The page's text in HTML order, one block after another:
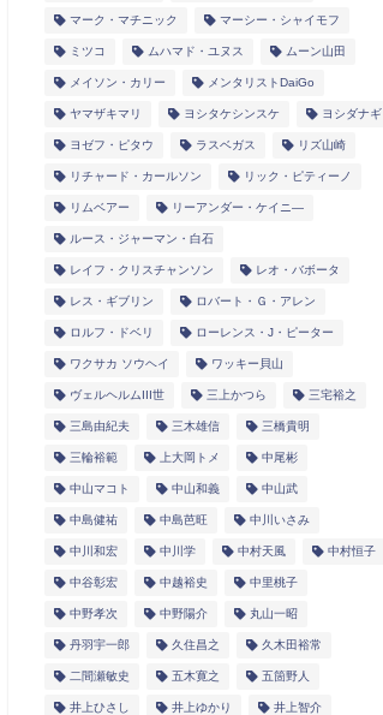
マーク・マチニック マーシー・シャイモフ
ミツコ ムハマド・ユヌス ムーン山田
メイソン・カリー メンタリストDaiGo
ヤマザキマリ ヨシタケシンスケ ヨシダナギ
ヨゼフ・ピタウ ラスベガス リズ山崎
リチャード・カールソン リック・ピティーノ
リムベアー リーアンダー・ケイニ―
ルース・ジャーマン・白石
レイフ・クリスチャンソン レオ・バボータ
レス・ギブリン ロバート・Ｇ・アレン
ロルフ・ドベリ ローレンス・J・ピーター
ワクサカ ソウヘイ ワッキー貝山
ヴェルヘルムIII世 三上かつら 三宅裕之
三島由紀夫 三木雄信 三橋貴明
三輪裕範 上大岡トメ 中尾彬
中山マコト 中山和義 中山武
中島健祐 中島芭旺 中川いさみ
中川和宏 中川学 中村天風 中村恒子
中谷彰宏 中越裕史 中里桃子
中野孝次 中野陽介 丸山一昭
丹羽宇一郎 久住昌之 久木田裕常
二間瀬敏史 五木寛之 五箇野人
井上ひさし 井上ゆかり 井上智介